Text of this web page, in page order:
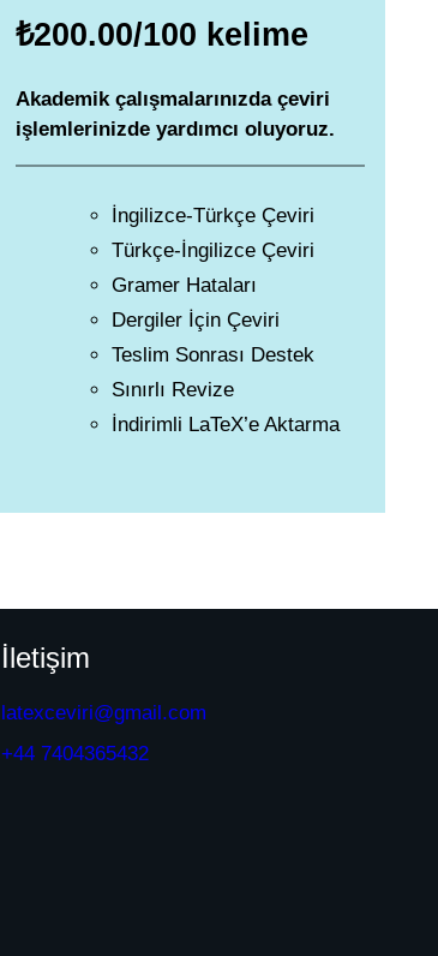
₺200.00/100 kelime
Akademik çalışmalarınızda çeviri
işlemlerinizde yardımcı oluyoruz.
İngilizce-Türkçe Çeviri
Türkçe-İngilizce Çeviri
Gramer Hataları
Dergiler İçin Çeviri
Teslim Sonrası Destek
Sınırlı Revize
İndirimli LaTeX’e Aktarma
İletişim
latexceviri@gmail.com
+44 7404365432